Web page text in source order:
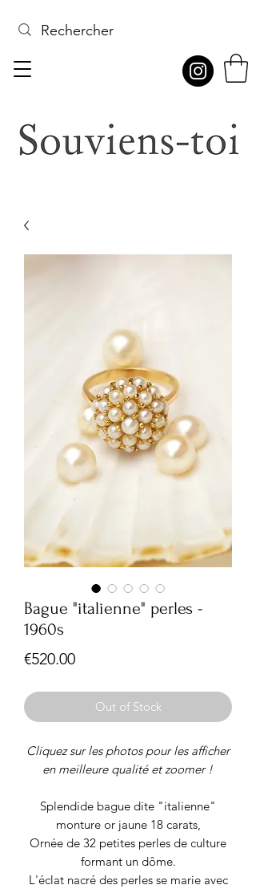
Bague "italienne" perles -
1960s
€520.00Price
Out of Stock
Cliquez sur les photos pour les afficher
en meilleure qualité et zoomer !
Splendide bague dite "italienne"
monture or jaune 18 carats,
Ornée de 32 petites perles de culture
formant un dôme.
L'éclat nacré des perles se marie avec